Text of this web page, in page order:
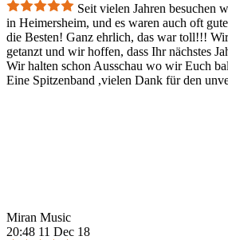
Seit vielen Jahren besuchen
in Heimersheim, und es waren auch oft
die Besten! Ganz ehrlich, das war toll!!!
getanzt und wir hoffen, dass Ihr nächstes
Wir halten schon Ausschau wo wir Euch
Eine Spitzenband ,vielen Dank für den
Miran Music
20:48 11 Dec 18